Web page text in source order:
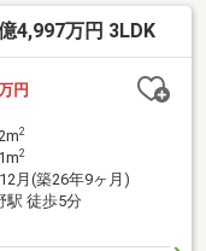
4,997万円 3LDK
円
2
2
月(築26年9ヶ月)
駅 徒歩5分